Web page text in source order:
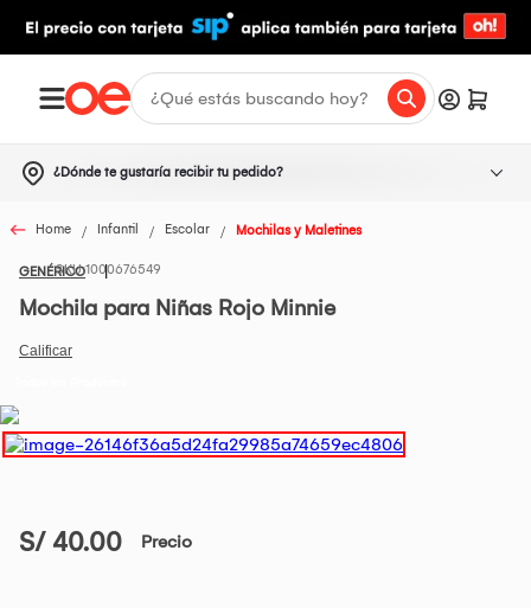
¿Dónde te gustaría recibir tu pedido?
Home Infantil Escolar Mochilas y Maletines
GENÉRICO1000676549
Mochila para Niñas Rojo Minnie
S/ 40.00 Precio